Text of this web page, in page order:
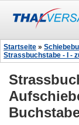
Startseite »
Strassbuchstabe - I -